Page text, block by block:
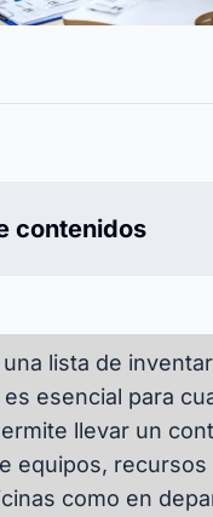
contenidos
lista de
esencial para
llevar un
equipos, recursos
como en